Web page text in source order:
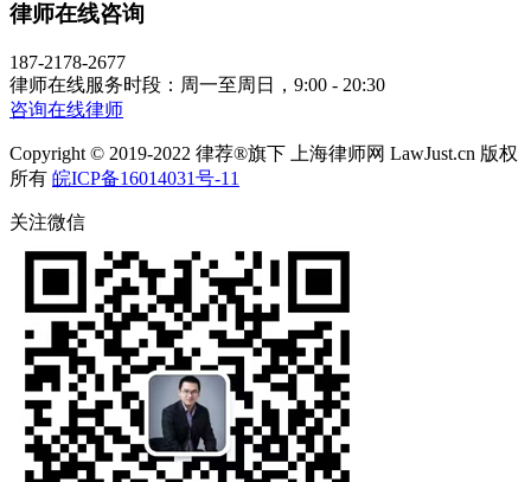
律师在线咨询
187-2178-2677
律师在线服务时段：周一至周日，9:00 - 20:30
咨询在线律师
Copyright © 2019-2022 律荐®旗下 上海律师网 LawJust.cn 版权
所有 皖ICP备16014031号-11
关注微信